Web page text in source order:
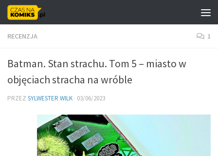
Skip to content
RECENZJA 1
Batman. Stan strachu. Tom 5 – miasto w
objęciach stracha na wróble
PRZEZ SYLWESTER WILK · 03/06/2023